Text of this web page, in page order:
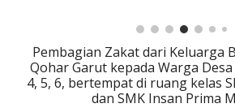
Pembagian Zakat dari Keluarga
Qohar Garut kepada Warga
4, 5, 6, bertempat di ruang kelas
dan SMK Insan Prima